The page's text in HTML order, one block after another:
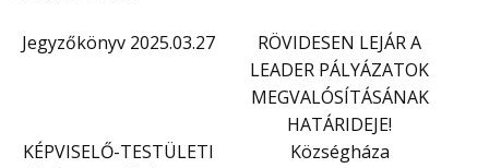
Jegyzőkönyv 2025.03.27
RÖVIDESEN LEJÁR A
LEADER PÁLYÁZATOK
MEGVALÓSÍTÁSÁNAK
HATÁRIDEJE!
KÉPVISELŐ-TESTÜLETI
Községháza